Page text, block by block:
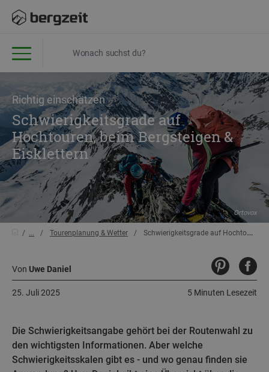
Richtig einschätzen
Schwierigkeitsgrade auf
Hochtouren, beim Bergsteigen &
Eisklettern
Ortovox
... Tourenplanung & Wetter Schwierigkeitsgrade auf Hochtouren, beim Bergsteigen & Eisklettern
Von Uwe Daniel
5 Minuten Lesezeit
25. Juli 2025
Die Schwierigkeitsangabe gehört bei der Routenwahl zu
den wichtigsten Informationen. Aber welche
Schwierigkeitsskalen gibt es - und wo genau finden sie